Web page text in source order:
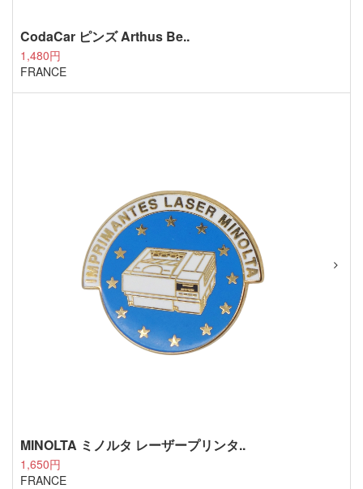
CodaCar ピンズ Arthus Be..
1,480円
FRANCE
MINOLTA ミノルタ レーザープリンタ..
1,650円
FRANCE